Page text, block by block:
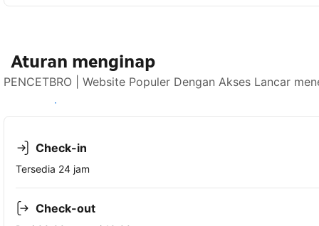
Aturan menginap
PENCETBRO | Website Populer Dengan Akses Lancar
Lihat ketersediaan
Check-in
Tersedia 24 jam
Check-out